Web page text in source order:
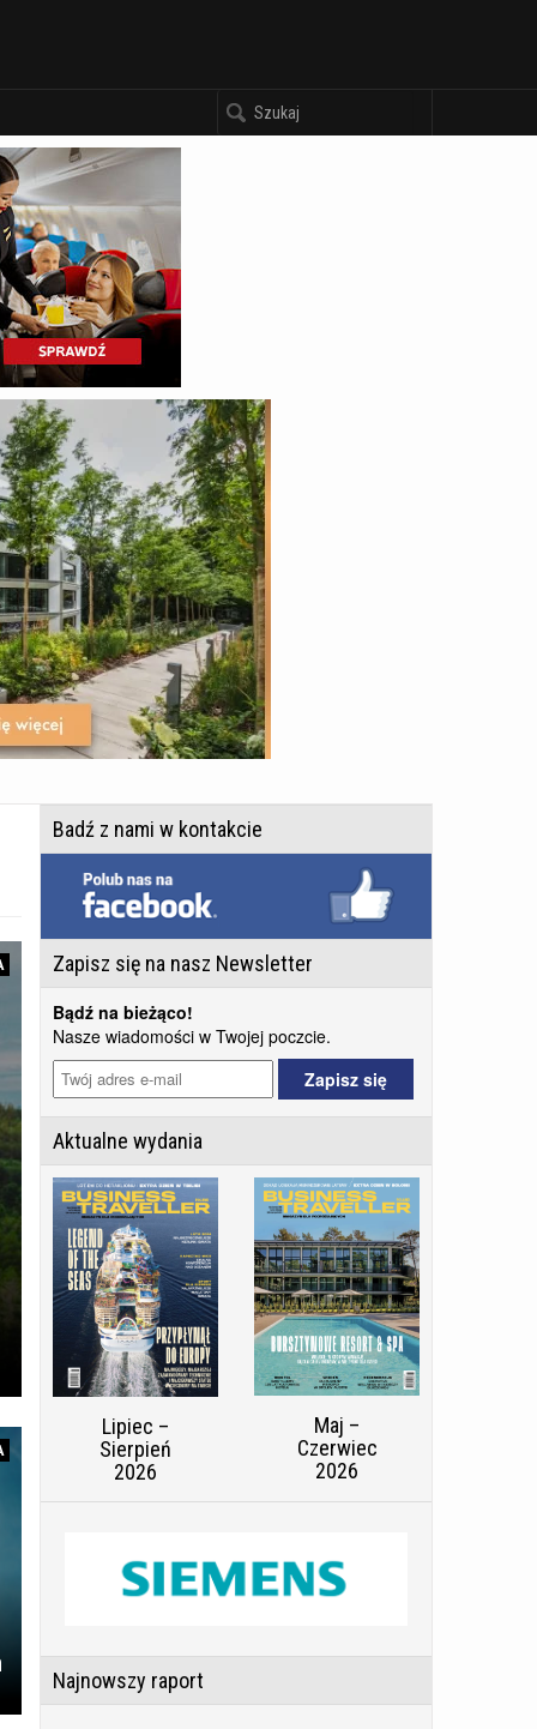
Badź z nami w kontakcie
Zapisz się na nasz Newsletter
Bądź na bieżąco!
Nasze wiadomości w Twojej poczcie.
Aktualne wydania
Lipiec –
Sierpień
2026
Maj –
Czerwiec
2026
Najnowszy raport